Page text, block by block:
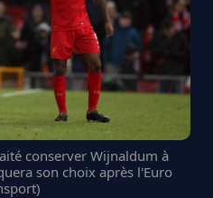
conserver Wijnaldum à
son choix après l'Euro